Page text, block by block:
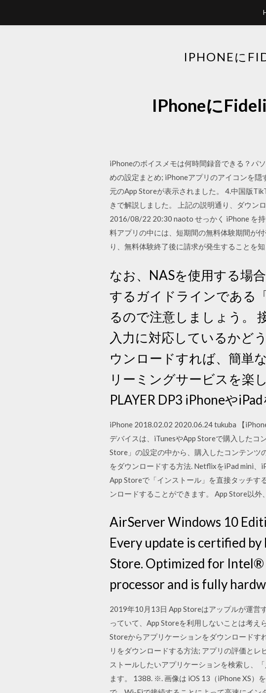
IPHONEに
IPhoneに
iPhoneのボイスメモは何時間録音できる？パ
めの設定まとめ; iPhoneアプリのアイコンを
元のApp Storeが表示されました。 4.中国版
きで解説しました。 上記の説明通り、ダウン
2016/08/22 20:30 naoto せっかく iPhone を
料アプリの中には、短期間の無料体験期間が
り、無料体験終了後に請求が発生することを
なお、NASを使用する場
するガイドラインである
るので注意しましょう。
入力に対応しているかど
ウンロードすれば、簡単
リーミングサービスを楽
PLAYER DP3 iPhoneや
iPhone 2018.02.02 2020.06.24 tukuba 【
デバイスは、iTunesやApp Storeで購入したコ
Store」の設定の中から、購入したコンテンツ
をダウンロードする方法. NetflixをiPad mini
App Storeで「インストール」を直接タッチす
ンロードすることができます。 App Store以
AirServer Windows 10
Every update is certified
Store. Optimized for
processor and is fully
2019年10月13日 App Storeはアップルが運営
っていて、App Storeを利用しないことは考
Storeからアプリケーションをダウンロード
リをダウンロードする方法; アプリの評価と
ストールしたいアプリケーションを検索し、
ます。 1388. ※. 画像は iOS 13（iPhone XS